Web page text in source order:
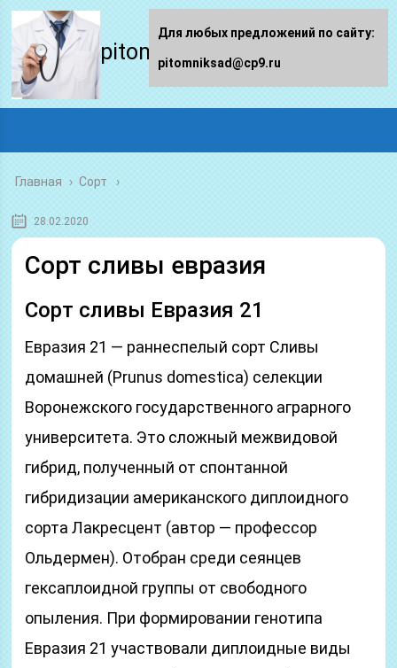
pitomniksad.ru
Главная › Сорт
28.02.2020
Сорт сливы евразия
Сорт сливы Евразия 21
Евразия 21 — раннеспелый сорт Сливы
домашней (Prunus domestica) селекции
Воронежского государственного аграрного
университета. Это сложный межвидовой
гибрид, полученный от спонтанной
гибридизации американского диплоидного
сорта Лакресцент (автор — профессор
Ольдермен). Отобран среди сеянцев
гексаплоидной группы от свободного
опыления. При формировании генотипа
Евразия 21 участвовали диплоидные виды
Для любых предложений по сайту:
pitomniksad@cp9.ru